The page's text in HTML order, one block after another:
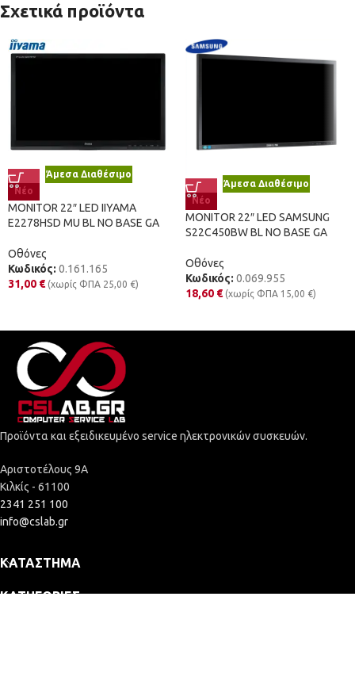
Σχετικά προϊόντα
Άμεσα Διαθέσιμο
Νέο
MONITOR 22″ LED IIYAMA
E2278HSD MU BL NO BASE GA
Οθόνες
Κωδικός: 0.161.165
31,00 € (χωρίς ΦΠΑ 25,00 €)
Άμεσα Διαθέσιμο
Νέο
MONITOR 22″ LED SAMSUNG
S22C450BW BL NO BASE GA
Οθόνες
Κωδικός: 0.069.955
18,60 € (χωρίς ΦΠΑ 15,00 €)
Προϊόντα και εξειδικευμένο service ηλεκτρονικών συσκευών.
Αριστοτέλους 9Α
Κιλκίς - 61100
2341 251 100
info@cslab.gr
ΚΑΤΆΣΤΗΜΑ
ΚΑΤΗΓΟΡΊΕΣ